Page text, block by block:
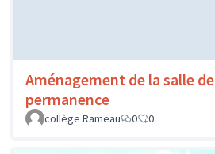
Aménagement de la salle de
permanence
collège Rameau
0 0